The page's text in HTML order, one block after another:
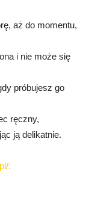
aż do momentu,
i nie może się
próbujesz go
ręczny,
ją delikatnie.
: